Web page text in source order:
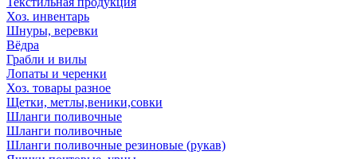
Хоз. инвентарь
Шнуры, веревки
Вёдра
Грабли и вилы
Лопаты и черенки
Хоз. товары разное
Щетки, метлы,веники,совки
Шланги поливочные
Шланги поливочные
Шланги поливочные резиновые (рукав)